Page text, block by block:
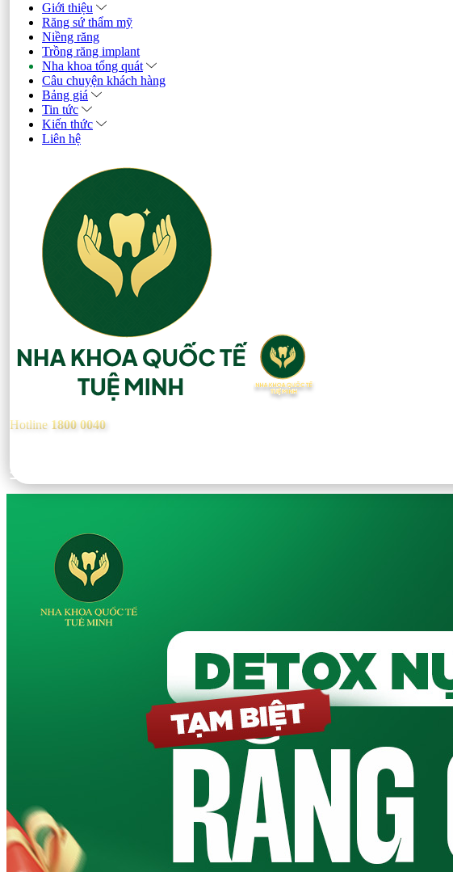
Giới thiệu
Răng sứ thẩm mỹ
Niềng răng
Trồng răng implant
Nha khoa tổng quát
Câu chuyện khách hàng
Bảng giá
Tin tức
Kiến thức
Liên hệ
Hotline 1800 0040